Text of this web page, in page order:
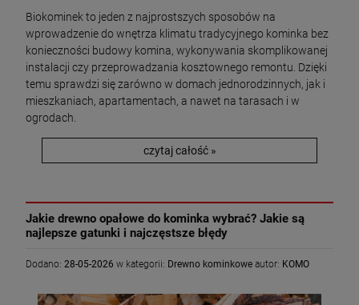
Biokominek to jeden z najprostszych sposobów na
wprowadzenie do wnętrza klimatu tradycyjnego kominka bez
konieczności budowy komina, wykonywania skomplikowanej
instalacji czy przeprowadzania kosztownego remontu. Dzięki
temu sprawdzi się zarówno w domach jednorodzinnych, jak i
mieszkaniach, apartamentach, a nawet na tarasach i w
ogrodach.
czytaj całość »
Jakie drewno opałowe do kominka wybrać? Jakie są
najlepsze gatunki i najczęstsze błędy
Dodano: 28-05-2026 w kategorii: Drewno kominkowe autor: KOMO